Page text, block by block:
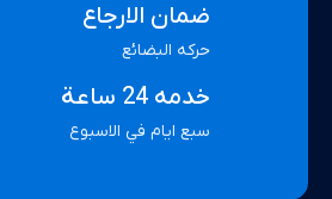
ضمان الارجاع
حركه البضائع
خدمه 24 ساعة
سبع ايام في الاسبوع